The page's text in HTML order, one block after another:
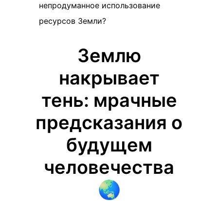
непродуманное использование
ресурсов Земли?
Землю
накрывает
тень: мрачные
предсказания о
будущем
человечества
🌏